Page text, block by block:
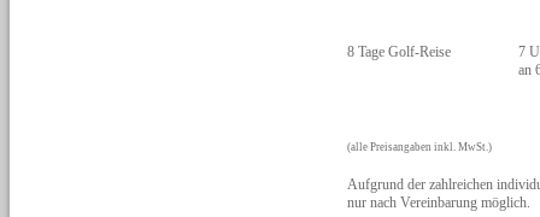
8 Tage Golf-Reise
7
an
(alle Preisangaben inkl. MwSt.)
Aufgrund der zahlreichen
nur nach Vereinbarung möglich.